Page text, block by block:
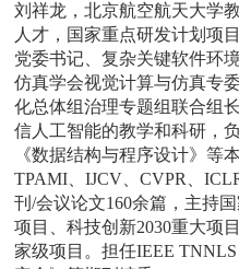
刘祥龙，北京航空航天大学
人才，国家重点研发计划项
党委书记、复杂关键软件环
仿真学会视觉计算与仿真专
化总体组治理专题组联合组
信人工智能的教学和科研，
《数据结构与程序设计》等
TPAMI、IJCV、CVPR、
刊/会议论文160余篇，主持
项目、科技创新2030重大项
家级项目。担任IEEE TNNLS